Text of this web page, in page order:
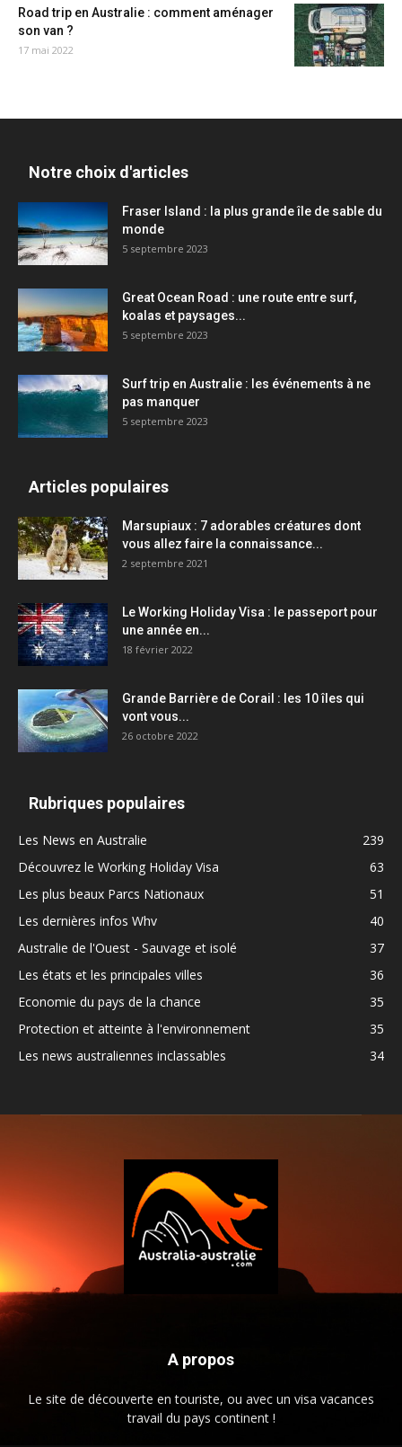
Road trip en Australie : comment aménager
son van ?
17 mai 2022
Notre choix d'articles
Fraser Island : la plus grande île de sable du
monde
5 septembre 2023
Great Ocean Road : une route entre surf,
koalas et paysages...
5 septembre 2023
Surf trip en Australie : les événements à ne
pas manquer
5 septembre 2023
Articles populaires
Marsupiaux : 7 adorables créatures dont
vous allez faire la connaissance...
2 septembre 2021
Le Working Holiday Visa : le passeport pour
une année en...
18 février 2022
Grande Barrière de Corail : les 10 îles qui
vont vous...
26 octobre 2022
Rubriques populaires
Les News en Australie
239
Découvrez le Working Holiday Visa
63
Les plus beaux Parcs Nationaux
51
Les dernières infos Whv
40
Australie de l'Ouest - Sauvage et isolé
37
Les états et les principales villes
36
Economie du pays de la chance
35
Protection et atteinte à l'environnement
35
Les news australiennes inclassables
34
A propos
Le site de découverte en touriste, ou avec un visa vacances
travail du pays continent !